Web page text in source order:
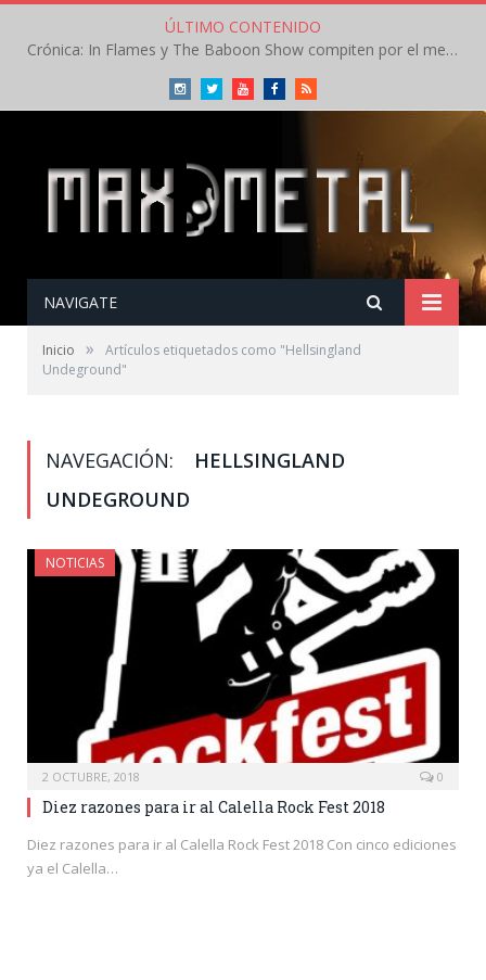
ÚLTIMO CONTENIDO
Crónica: In Flames y The Baboon Show compiten por el mejor concierto del día en el Leyendas del Rock – Viernes – Agosto 2026
InstagramTwitterYoutubeFacebookRSS
NAVIGATE
Inicio »
Artículos etiquetados como "Hellsingland
Undeground"
NAVEGACIÓN:
HELLSINGLAND
UNDEGROUND
NOTICIAS
2 OCTUBRE, 2018 0
Diez razones para ir al Calella Rock Fest 2018
Diez razones para ir al Calella Rock Fest 2018 Con cinco ediciones
ya el Calella…